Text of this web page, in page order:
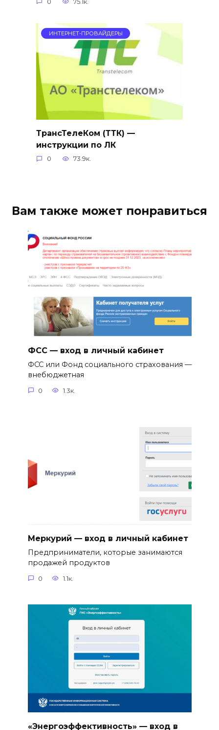
0 75.1к.
ИНТЕРНЕТ-ПРОВАЙДЕРЫ
ТрансТелеКом (ТТК) —
инструкции по ЛК
0 73.9к.
Вам также может понравиться
ФСС — вход в личный кабинет
ФСС или Фонд социального страхования —
внебюджетная
0 1.3к.
Меркурий — вход в личный кабинет
Предприниматели, которые занимаются
продажей продуктов
0 1.1к.
«Энергоэффективность» — вход в